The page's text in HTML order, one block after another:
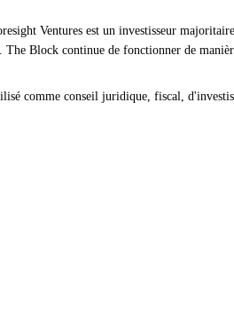
Ventures est un investisseur
Block continue de fonctionner de
comme conseil juridique, fiscal,